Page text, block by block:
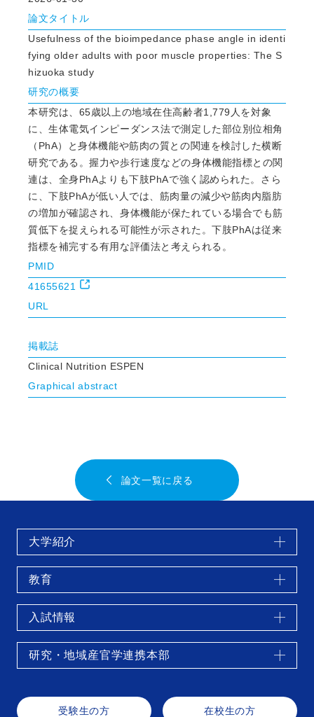
論文タイトル
Usefulness of the bioimpedance phase angle in identi
fying older adults with poor muscle properties: The S
hizuoka study
研究の概要
本研究は、65歳以上の地域在住高齢者1,779人を対象
に、生体電気インピーダンス法で測定した部位別位相角
（PhA）と身体機能や筋肉の質との関連を検討した横断
研究である。握力や歩行速度などの身体機能指標との関
連は、全身PhAよりも下肢PhAで強く認められた。さら
に、下肢PhAが低い人では、筋肉量の減少や筋肉内脂肪
の増加が確認され、身体機能が保たれている場合でも筋
質低下を捉えられる可能性が示された。下肢PhAは従来
指標を補完する有用な評価法と考えられる。
PMID
41655621
URL
掲載誌
Clinical Nutrition ESPEN
Graphical abstract
論文一覧に戻る
受験生の方 在校生の方
大学紹介
教育
入試情報
研究・地域産官学連携本部